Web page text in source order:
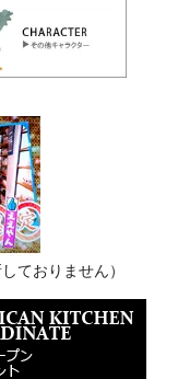
ておりません）